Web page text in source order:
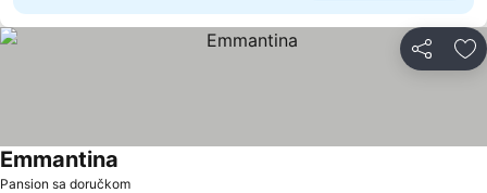
Deli
Pansion sa doručkom
Emmantina